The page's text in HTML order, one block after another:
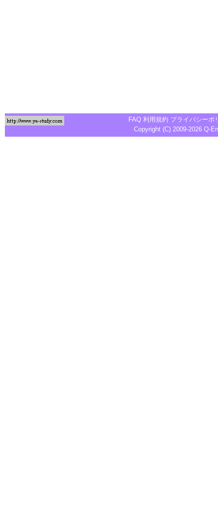
FAQ 利用規約 プライバシーポ
Copyright (C) 2009-2026 Q-